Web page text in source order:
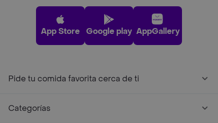
App Store Google play AppGallery
Pide tu comida favorita cerca de ti
Categorías